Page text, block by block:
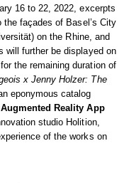
16 to 22, 2022, excerpts
the façades of Basel’s City
on the Rhine, and
will further be displayed on
the remaining duration of
x Jenny Holzer: The
eponymous catalog
Augmented Reality App
studio Holition,
of the works on